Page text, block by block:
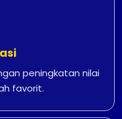
peningkatan nilai
favorit.